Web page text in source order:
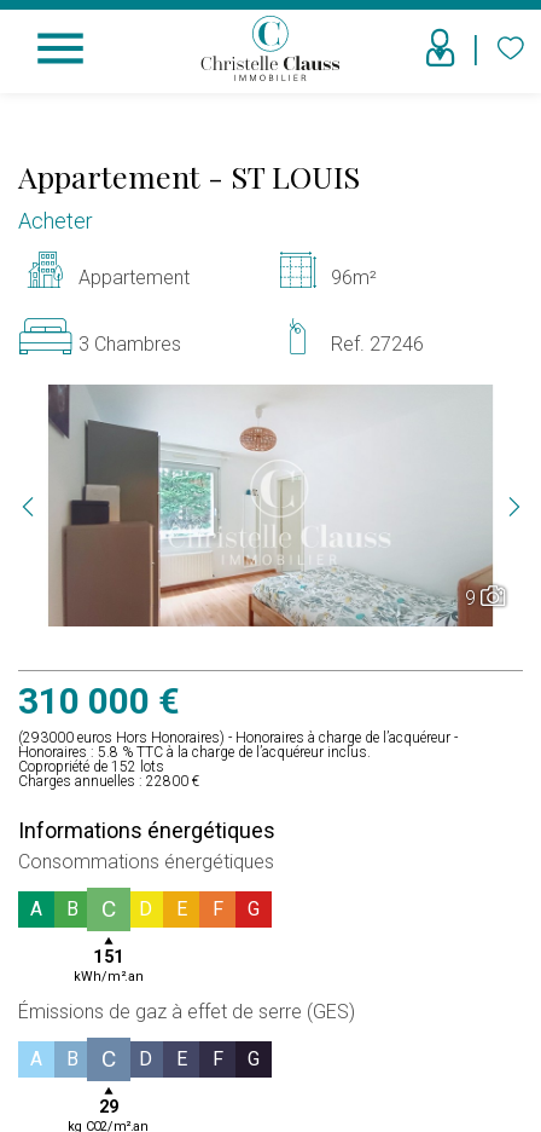
menu
9
Appartement - ST LOUIS
Acheter
Appartement 96m²
3 Chambres Ref. 27246
Informations énergétiques
Consommations énergétiques
A B C
151
kWh/m².an
D E F G
Émissions de gaz à effet de serre (GES)
A B C
29
kg CO2/m².an
D E F G
310 000 €
(293000 euros Hors Honoraires) - Honoraires à charge de l’acquéreur -
Honoraires : 5.8 % TTC à la charge de l’acquéreur inclus.
Copropriété de 152 lots
Charges annuelles : 22800 €